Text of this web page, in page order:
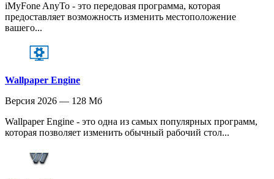
iMyFone AnyTo - это передовая программа, которая
предоставляет возможность изменить местоположение
вашего...
Wallpaper Engine
Версия 2026 — 128 Мб
Wallpaper Engine - это одна из самых популярных программ,
которая позволяет изменить обычный рабочий стол...